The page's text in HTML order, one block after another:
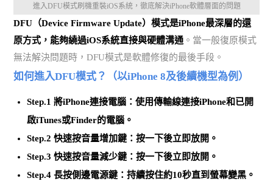
進入DFU模式刷機重裝iOS系統，徹底解決iPhone軟體層面的問題
DFU（Device Firmware Update）模式是iPhone最深層的還
原方式，能夠繞過iOS系統直接與硬體溝通 。當一般復原模式
無法解決問題時，DFU模式是軟體修復的最後手段。
如何進入DFU模式？（以iPhone 8及後續機型為例）
Step.1 將iPhone連接電腦 ：使用傳輸線連接iPhone和已開
啟iTunes或Finder的電腦。
Step.2 快速按音量增加鍵 ：按一下後立即放開。
Step.3 快速按音量減少鍵 ：按一下後立即放開。
Step.4 長按側邊電源鍵 ：持續按住約10秒直到螢幕變黑。